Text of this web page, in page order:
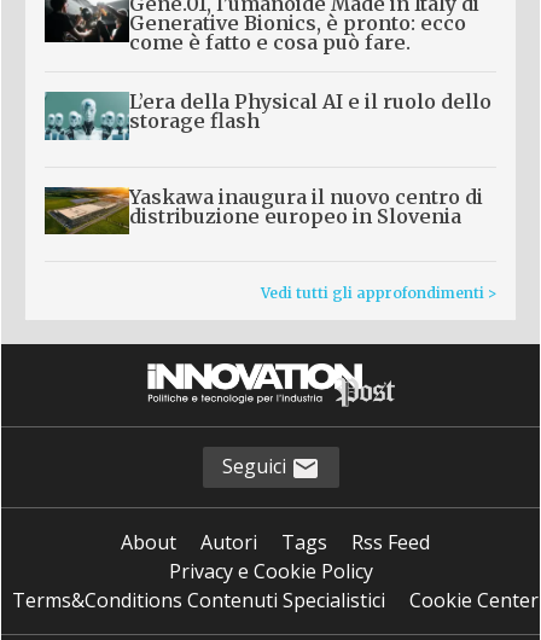
Generative Bionics, è pronto: ecco
come è fatto e cosa può fare.
L’era della Physical AI e il ruolo dello
storage flash
Yaskawa inaugura il nuovo centro di
distribuzione europeo in Slovenia
Vedi tutti gli approfondimenti >
Seguici
About Autori Tags
Rss Feed
Privacy e Cookie Policy
Terms&Conditions Contenuti Specialistici
Cookie Center